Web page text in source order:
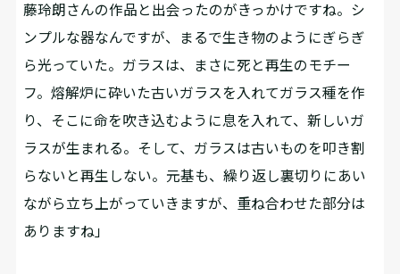
藤玲朗さんの作品と出会ったのがきっかけですね。シ
ンプルな器なんですが、まるで生き物のようにぎらぎ
ら光っていた。ガラスは、まさに死と再生のモチー
フ。熔解炉に砕いた古いガラスを入れてガラス種を作
り、そこに命を吹き込むように息を入れて、新しいガ
ラスが生まれる。そして、ガラスは古いものを叩き割
らないと再生しない。元基も、繰り返し裏切りにあい
ながら立ち上がっていきますが、重ね合わせた部分は
ありますね」